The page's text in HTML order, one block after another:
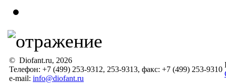
© Diofant.ru, 2026
Телефон: +7 (499) 253-9312, 253-9313, факс: +7 (499) 253-9310
e-mail: info@diofant.ru